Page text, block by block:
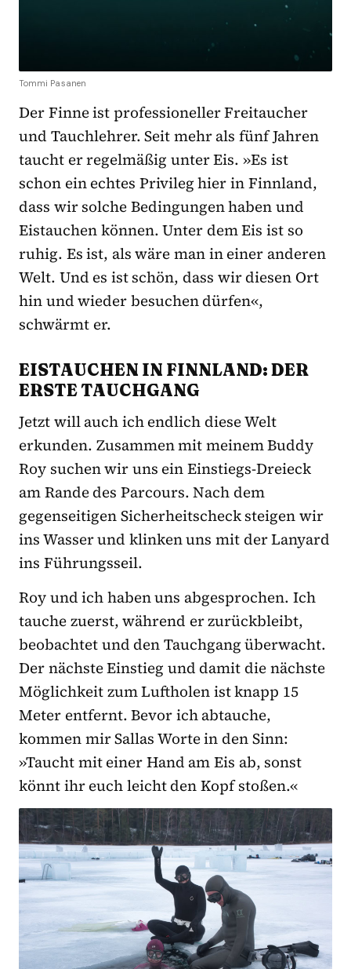
Tommi Pasanen
Der Finne ist professioneller Freitaucher
und Tauchlehrer. Seit mehr als fünf Jahren
taucht er regelmäßig unter Eis. »Es ist
schon ein echtes Privileg hier in Finnland,
dass wir solche Bedingungen haben und
Eistauchen können. Unter dem Eis ist so
ruhig. Es ist, als wäre man in einer anderen
Welt. Und es ist schön, dass wir diesen Ort
hin und wieder besuchen dürfen«,
schwärmt er.
EISTAUCHEN IN FINNLAND: DER
ERSTE TAUCHGANG
Jetzt will auch ich endlich diese Welt
erkunden. Zusammen mit meinem Buddy
Roy suchen wir uns ein Einstiegs-Dreieck
am Rande des Parcours. Nach dem
gegenseitigen Sicherheitscheck steigen wir
ins Wasser und klinken uns mit der Lanyard
ins Führungsseil.
Roy und ich haben uns abgesprochen. Ich
tauche zuerst, während er zurückbleibt,
beobachtet und den Tauchgang überwacht.
Der nächste Einstieg und damit die nächste
Möglichkeit zum Luftholen ist knapp 15
Meter entfernt. Bevor ich abtauche,
kommen mir Sallas Worte in den Sinn:
»Taucht mit einer Hand am Eis ab, sonst
könnt ihr euch leicht den Kopf stoßen.«